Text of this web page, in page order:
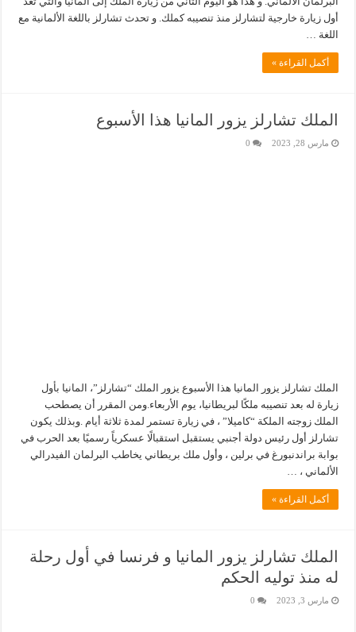
أول زيارة خارجية لتشارلز منذ تنصيبه كملك. و تحدث تشارلز باللغة الألمانية مع
اللغة …
أكمل القراءة »
الملك تشارلز يزور المانيا هذا الأسبوع
مارس 28, 2023 0
الملك تشارلز يزور المانيا هذا الأسبوع يزور الملك “تشارلز”، المانيا بأول
زيارة له بعد تنصيبه ملكًا لبريطانيا، يوم الأربعاء.ومن المقرر أن يصطحب
الملك زوجته الملكة “كاميلا” ، في زيارة تستمر لمدة ثلاثة أيام .وبذلك يكون
تشارلز أول رئيس دولة أجنبي يستقبل استقبالًا عسكرياً رسميًا بعد الحرب في
بوابة براندنبورغ في برلين ، وأول ملك بريطاني يخاطب البرلمان الفيدرالي
الألماني ، …
أكمل القراءة »
الملك تشارلز يزور المانيا و فرنسا في أول رحلة
له منذ توليه الحكم
مارس 3, 2023 0